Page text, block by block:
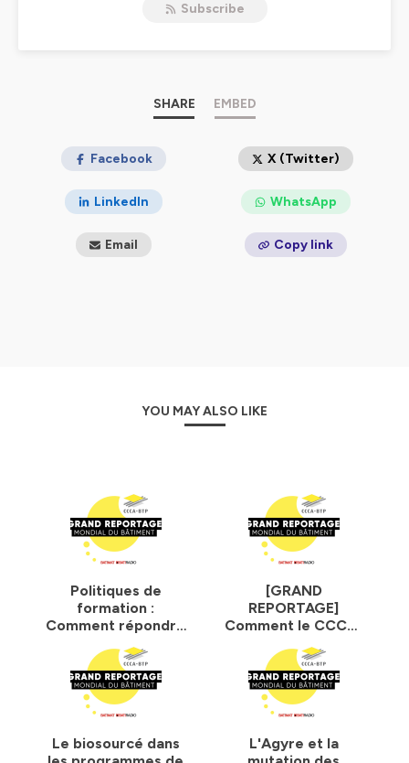
Subscribe
SHARE EMBED
Facebook X (Twitter)
LinkedIn WhatsApp
Email Copy link
YOU MAY ALSO LIKE
Politiques de
formation :
Comment répondre
aux besoins des
entreprises en 2022
?
[GRAND
REPORTAGE]
Comment le CCCA-
BTP accompagne
les entreprises
coopératives du
BTP ?
Le biosourcé dans
L'Agyre et la